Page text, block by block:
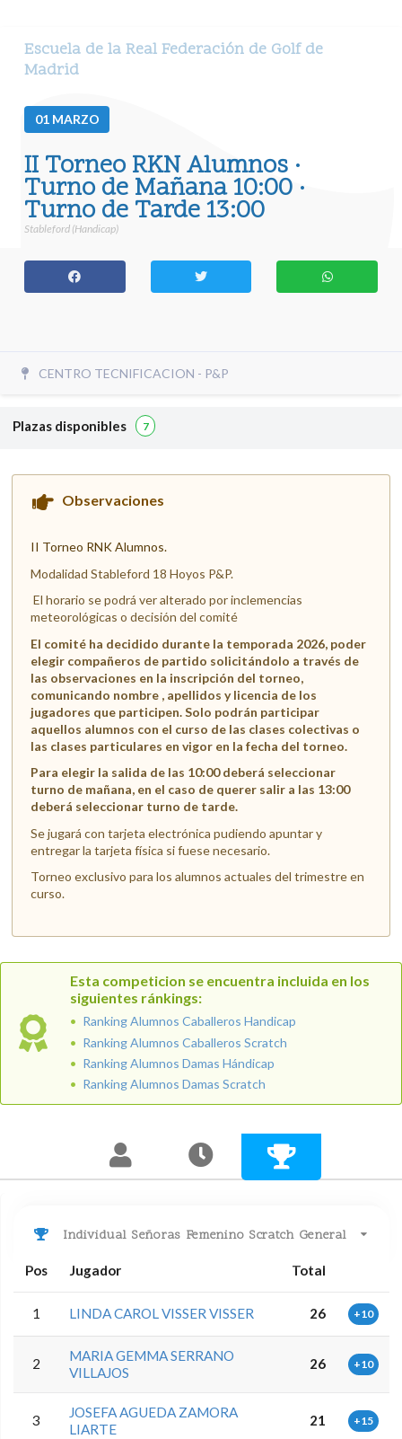
Escuela de la Real Federación de Golf de
Madrid
01 MARZO
II Torneo RKN Alumnos ·
Turno de Mañana 10:00 ·
Turno de Tarde 13:00
Stableford (Handicap)
CENTRO TECNIFICACION - P&P
Plazas disponibles 7
Observaciones
II Torneo RNK Alumnos.
Modalidad Stableford 18 Hoyos P&P.
El horario se podrá ver alterado por inclemencias
meteorológicas o decisión del comité
El comité ha decidido durante la temporada 2026, poder
elegir compañeros de partido solicitándolo a través de
las observaciones en la inscripción del torneo,
comunicando nombre , apellidos y licencia de los
jugadores que participen. Solo podrán participar
aquellos alumnos con el curso de las clases colectivas o
las clases particulares en vigor en la fecha del torneo.
Para elegir la salida de las 10:00 deberá seleccionar
turno de mañana, en el caso de querer salir a las 13:00
deberá seleccionar turno de tarde.
Se jugará con tarjeta electrónica pudiendo apuntar y
entregar la tarjeta física si fuese necesario.
Torneo exclusivo para los alumnos actuales del trimestre en
curso.
Esta competicion se encuentra incluida en los
siguientes ránkings:
Ranking Alumnos Caballeros Handicap
Ranking Alumnos Caballeros Scratch
Ranking Alumnos Damas Hándicap
Ranking Alumnos Damas Scratch
Individual Señoras Femenino Scratch General
Pos Jugador Total
1 LINDA CAROL VISSER VISSER 26 +10
2
MARIA GEMMA SERRANO
VILLAJOS
26 +10
3
JOSEFA AGUEDA ZAMORA
LIARTE
21 +15